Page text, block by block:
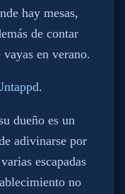
hay mesas,
de contar
en verano.
.
dueño es un
adivinarse por
escapadas
no